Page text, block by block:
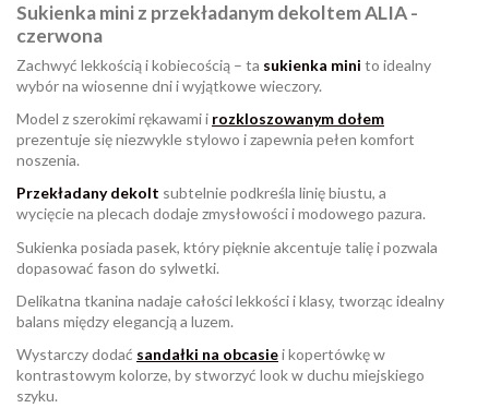
Sukienka mini z przekładanym dekoltem ALIA -
czerwona
Zachwyć lekkością i kobiecością – ta sukienka mini to idealny
wybór na wiosenne dni i wyjątkowe wieczory.
Model z szerokimi rękawami i rozkloszowanym dołem
prezentuje się niezwykle stylowo i zapewnia pełen komfort
noszenia.
Przekładany dekolt subtelnie podkreśla linię biustu, a
wycięcie na plecach dodaje zmysłowości i modowego pazura.
Sukienka posiada pasek, który pięknie akcentuje talię i pozwala
dopasować fason do sylwetki.
Delikatna tkanina nadaje całości lekkości i klasy, tworząc idealny
balans między elegancją a luzem.
Wystarczy dodać sandałki na obcasiei kopertówkę w
kontrastowym kolorze, by stworzyć look w duchu miejskiego
szyku.